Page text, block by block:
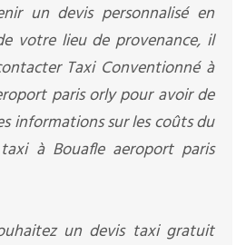
un devis personnalisé en
votre lieu de provenance, il
Taxi Conventionné à
paris orly pour avoir de
informations sur les coûts du
à Bouafle aeroport paris
un devis taxi gratuit